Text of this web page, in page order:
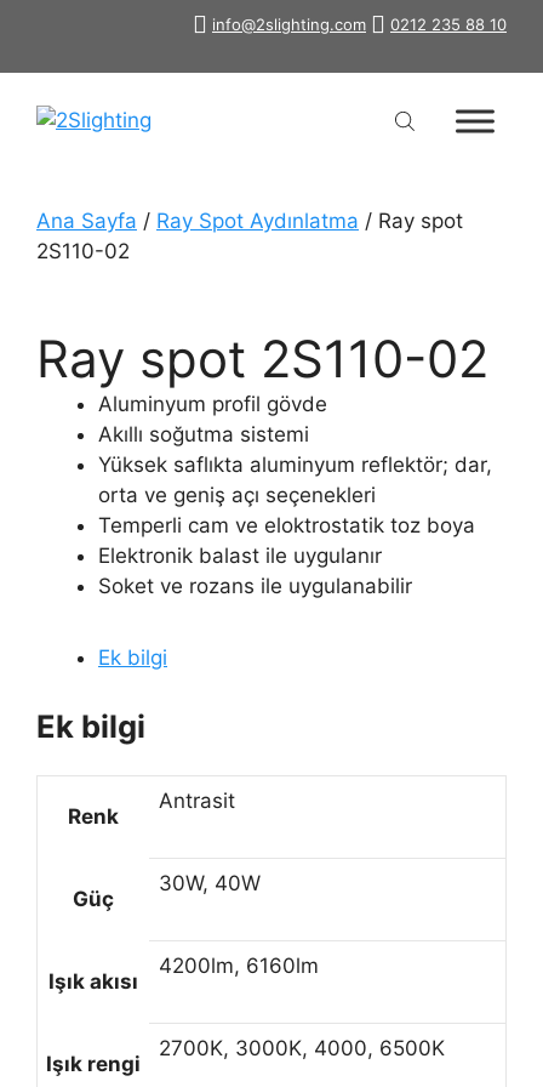
info@2slighting.com 0212 235 88 10
Ana Sayfa / Ray Spot Aydınlatma / Ray spot
2S110-02
Ray spot 2S110-02
Aluminyum profil gövde
Akıllı soğutma sistemi
Yüksek saflıkta aluminyum reflektör; dar,
orta ve geniş açı seçenekleri
Temperli cam ve eloktrostatik toz boya
Elektronik balast ile uygulanır
Soket ve rozans ile uygulanabilir
Ek bilgi
Ek bilgi
Renk
Antrasit
Güç
30W, 40W
Işık akısı
4200lm, 6160lm
Işık rengi
2700K, 3000K, 4000, 6500K